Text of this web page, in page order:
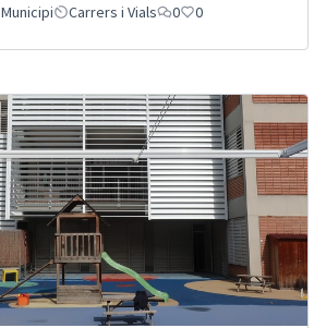
Municipi Carrers i Vials 0 0